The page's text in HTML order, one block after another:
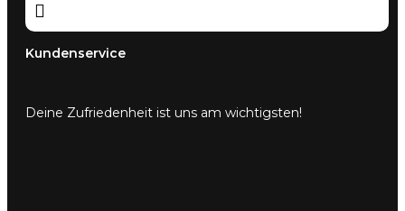

Kundenservice
Deine Zufriedenheit ist uns am wichtigsten!